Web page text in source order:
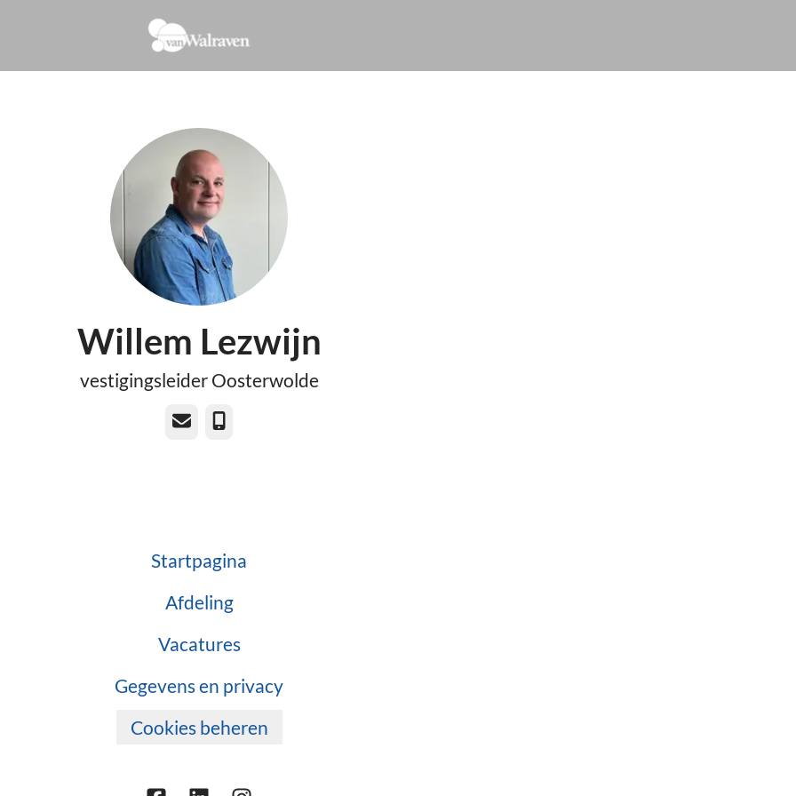
Willem Lezwijn
vestigingsleider Oosterwolde
E-mailadresTelefoonnummer
Startpagina
Afdeling
Vacatures
Gegevens en privacy
Cookies beheren